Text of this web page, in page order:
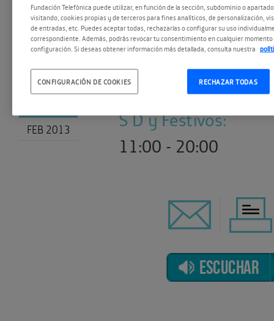
21
FEB 2013
M X J V :
10:00 - 20:00
S D y Festivos:
11:00 - 20:00
ESCUCHAR
Fundación Telefónica puede utilizar, en función de la sección, subdominio o
visitando, cookies propias y de terceros para fines analíticos, de personalización,
de entradas, etc. Puedes aceptar todas, rechazarlas o configurar su uso
correspondiente. Además, podrás revocar tu consentimiento en cualquier momento
configuración. Si deseas obtener información más detallada, consulta nuestra
RECHAZAR TODAS
CONFIGURACIÓN DE COOKIES